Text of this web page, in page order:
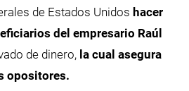
de Estados Unidos hacer
del empresario Raúl
de dinero,la cual asegura
opositores.